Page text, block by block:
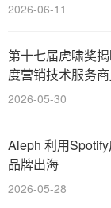
2026-06-11
第十七届虎啸奖
度营销技术服务
2026-05-30
Aleph 利用
品牌出海
2026-05-28